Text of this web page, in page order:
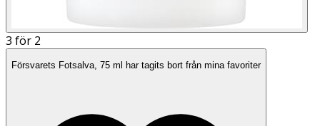
3 för 2
Försvarets Fotsalva, 75 ml har tagits bort från mina favoriter